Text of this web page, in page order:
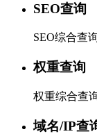
SEO查询
SEO综合查
权重查询
权重综合查
域名/IP查